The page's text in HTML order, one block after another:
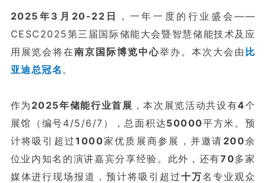
1
2025年3月20-22日
，一年一度的行业盛会——
CESC2025第三届国际储能大会暨智慧储能技术及应
用展览会将在南京国际博览中心举办。本次大会由 比
亚迪总冠名 。
作为 2025年储能行业首展 ，本次展览活动共设有4个
展馆（编号4/5/6/7），总面积达50000平方米。预
计将吸引超过1000家优质展商参展，并邀请 200余
位业内知名的演讲嘉宾分享经验。此外，还有70多家
媒体进行现场报道，预计将吸引超过十万名专业观众